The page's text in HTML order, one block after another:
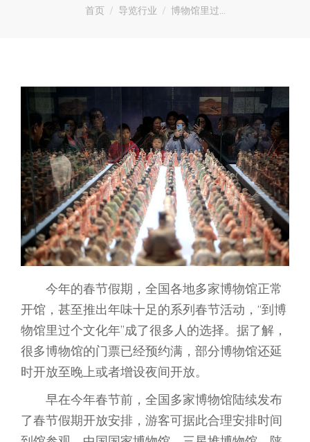
您在这里：
首页 导览行业 博物馆里过…
今年的春节假期，全国各地多家博物馆正常
开馆，甚至推出年味十足的系列春节活动，“到博
物馆里过个文化年”成了很多人的选择。据了解，
很多博物馆的门票已经预约满，部分博物馆还延
时开放至晚上或者增设夜间开放。
早在今年春节前，全国多家博物馆陆续发布
了春节假期开放安排，游客可据此合理安排时间